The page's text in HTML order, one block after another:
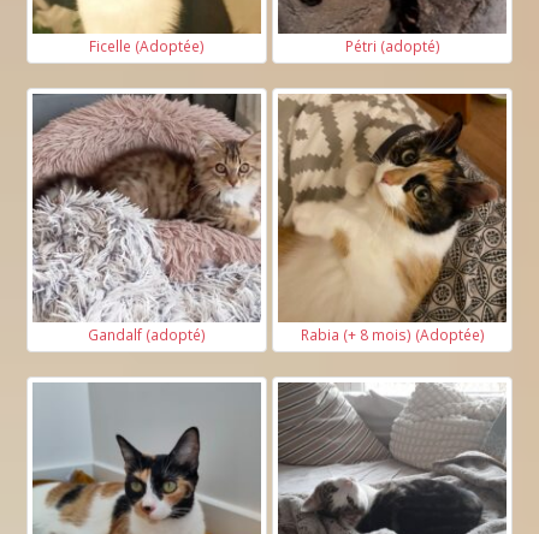
Ficelle (Adoptée) Pétri (adopté)
Gandalf (adopté) Rabia (+ 8 mois) (Adoptée)